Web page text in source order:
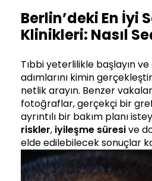
Berlin’deki En İyi
Klinikleri: Nasıl
Tıbbi yeterlilikle başlayın
adımlarını kimin
netlik arayın. Benzer
fotoğraflar, gerçekçi bir
ayrıntılı bir bakım planı
riskler, iyileşme süresive
elde edilebilecek sonuçlar